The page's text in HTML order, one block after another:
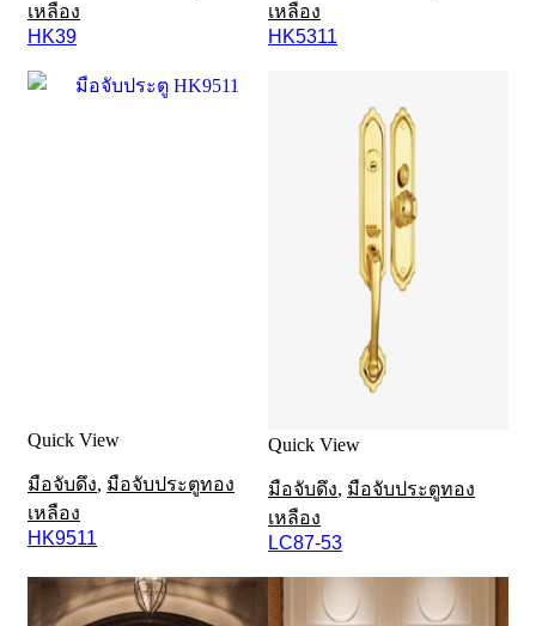
เหลือง
HK39
เหลือง
HK5311
Quick View
มือจับดึง, มือจับประตูทอง
เหลือง
HK9511
Quick View
มือจับดึง, มือจับประตูทอง
เหลือง
LC87-53